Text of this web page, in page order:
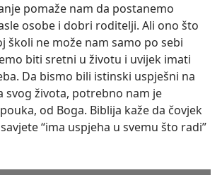
pomaže nam da postanemo
osobe i dobri roditelji. Ali ono što
školi ne može nam samo po sebi
biti sretni u životu i uvijek imati
Da bismo bili istinski uspješni na
svog života, potrebno nam je
od Boga. Biblija kaže da čovjek
“ima uspjeha u svemu što radi”